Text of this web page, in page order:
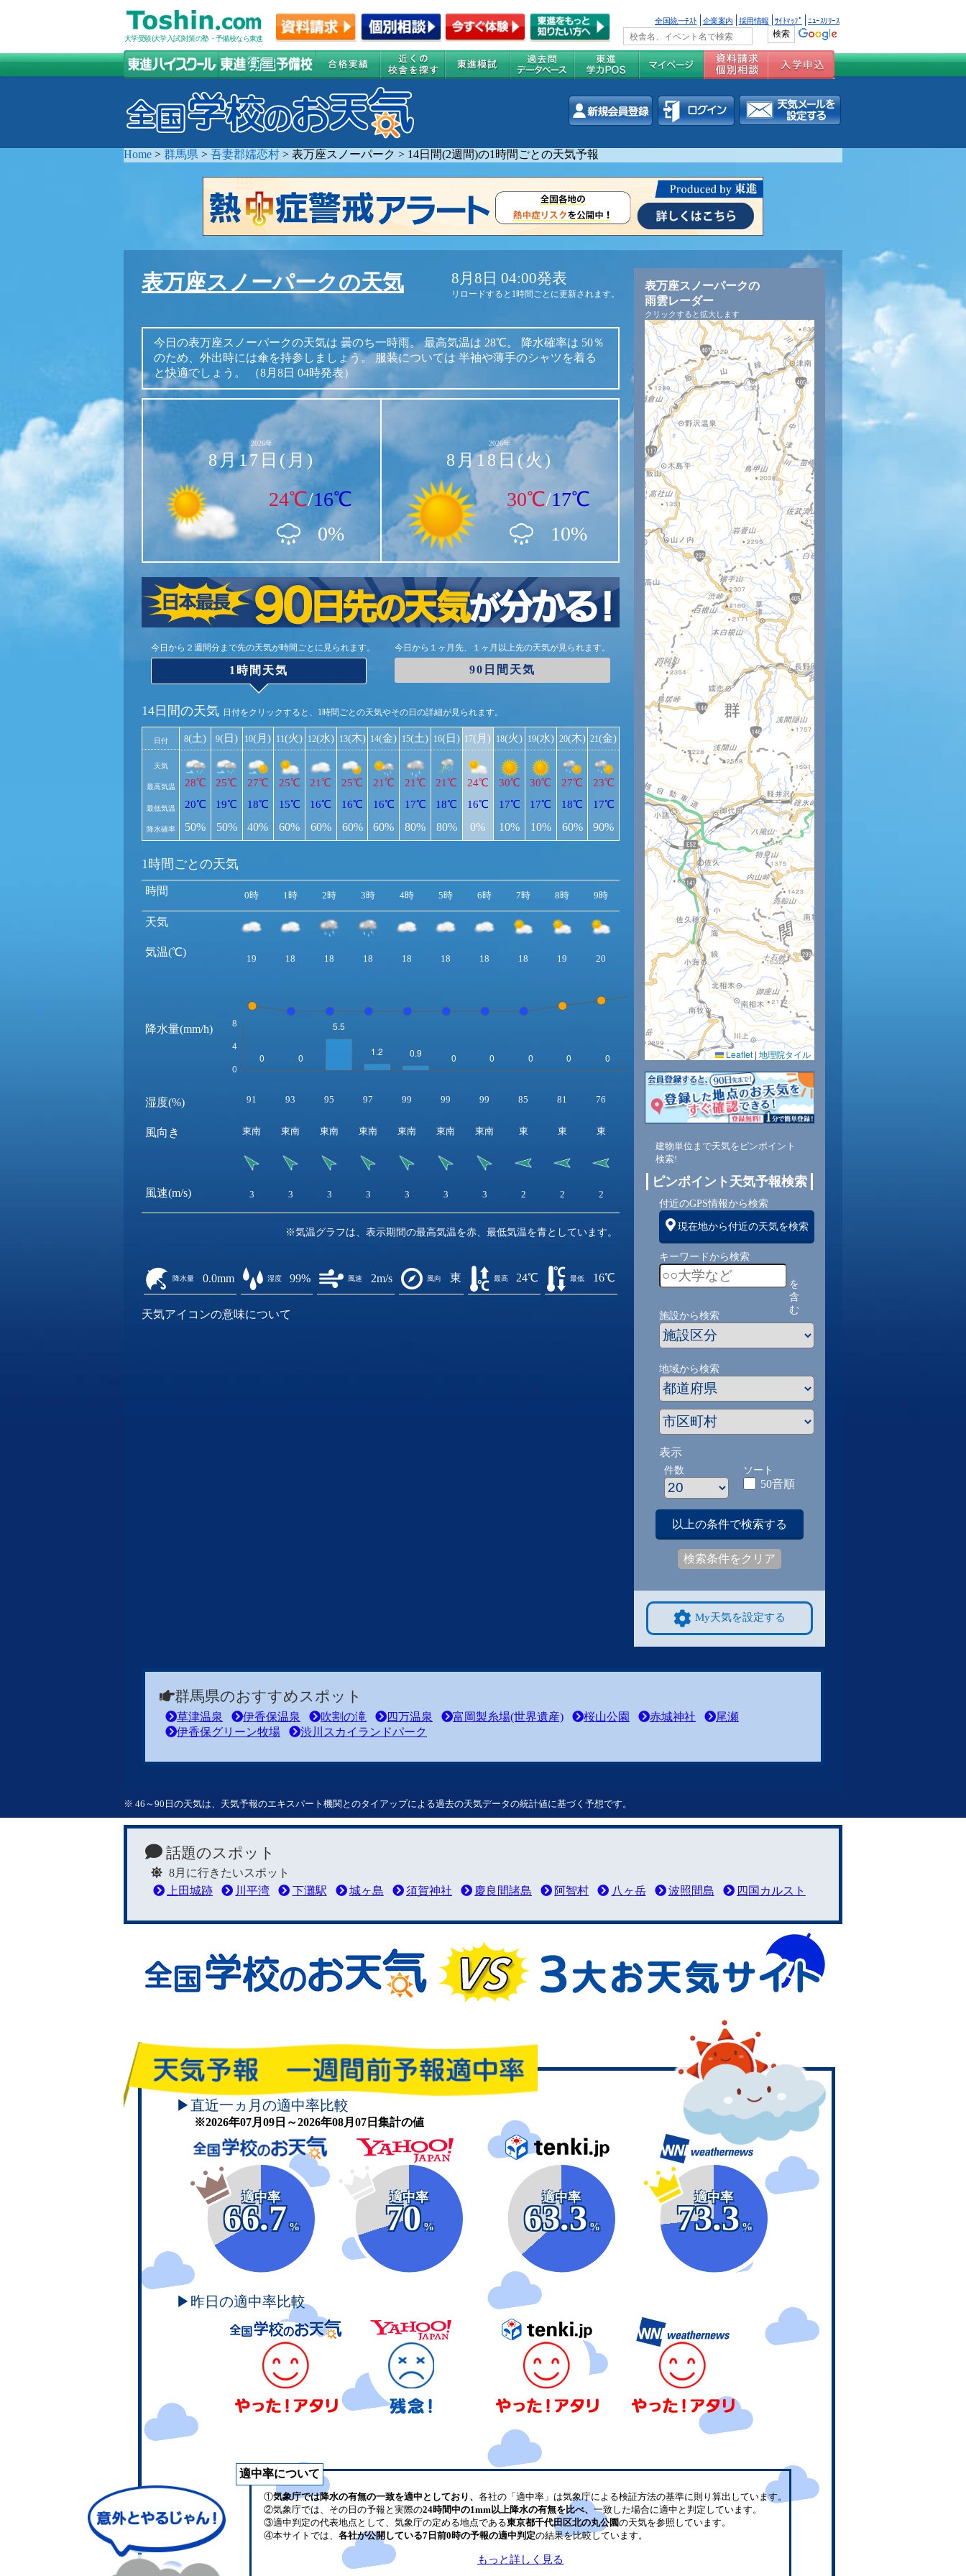
大学受験(大学入試)対策の塾・予備校なら東進
全国統一ﾃｽﾄ 企業案内 採用情報 ｻｲﾄﾏｯﾌﾟ ﾆｭｰｽﾘﾘｰｽ
Home > 群馬県 > 吾妻郡嬬恋村 > 表万座スノーパーク > 14日間(2週間)の1時間ごとの天気予報
表万座スノーパークの天気 8月8日 04:00発表
リロードすると1時間ごとに更新されます。
今日の表万座スノーパークの天気は 曇のち一時雨。 最高気温は 28℃。 降水確率は 50％
のため、外出時には傘を持参しましょう。 服装については 半袖や薄手のシャツを着る
と快適でしょう。
（8月8日 04時発表）
2026年
8月17日(月)
24℃/16℃
0%
2026年
8月18日(火)
30℃/17℃
10%
今日から２週間分まで先の天気が時間ごとに見られます。
1時間天気
今日から１ヶ月先、１ヶ月以上先の天気が見られます。
90日間天気
14日間の天気 日付をクリックすると、1時間ごとの天気やその日の詳細が見られます。
日付
天気
最高気温
最低気温
降水確率
8(土)
28℃
20℃
50%
9(日)
25℃
19℃
50%
10(月)
27℃
18℃
40%
11(火)
25℃
15℃
60%
12(水)
21℃
16℃
60%
13(木)
25℃
16℃
60%
14(金)
21℃
16℃
60%
15(土)
21℃
17℃
80%
16(日)
21℃
18℃
80%
17(月)
24℃
16℃
0%
18(火)
30℃
17℃
10%
19(水)
30℃
17℃
10%
20(木)
27℃
18℃
60%
21(金)
23℃
17℃
90%
1時間ごとの天気
時間
天気
気温(℃)
降水量(mm/h)
湿度(%)
風向き
風速(m/s)
0時 1時 2時 3時 4時 5時 6時 7時 8時 9時 10時 11時 12時 13時 14時
19 18 18 18 18 18 18 18 19 20 21 22 23 23
91 93 95 97 99 99 99 85 81 76 62 57 63 58
東南 東南 東南 東南 東南 東南 東南 東 東 東
3 3 3 3 3 3 3 2 2 2
※気温グラフは、表示期間の最高気温を赤、最低気温を青としています。
降水量 0.0mm 湿度 99% 風速 2m/s 風向 東 最高 24℃ 最低 16℃
天気アイコンの意味について
表万座スノーパークの
雨雲レーダー
クリックすると拡大します
Leaflet | 地理院タイル
建物単位まで天気をピンポイント
検索!
ピンポイント天気予報検索
付近のGPS情報から検索
現在地から付近の天気を検索
キーワードから検索
を
含
む
施設から検索
地域から検索
表示
件数 ソート
50音順
以上の条件で検索する
検索条件をクリア
My天気を設定する
群馬県のおすすめスポット
草津温泉 伊香保温泉 吹割の滝 四万温泉 富岡製糸場(世界遺産) 桜山公園 赤城神社
尾瀬
伊香保グリーン牧場
渋川スカイランドパーク
※ 46～90日の天気は、天気予報のエキスパート機関とのタイアップによる過去の天気データの統計値に基づく予想です。
話題のスポット
8月に行きたいスポット
上田城跡
川平湾 下灘駅 城ヶ島 須賀神社 慶良間諸島 阿智村 八ヶ岳 波照間島 四国カルスト
▶直近一ヵ月の適中率比較
※2026年07月09日～2026年08月07日集計の値
適中率
66.7
%
適中率
70
%
適中率
63.3
%
適中率
73.3
%
▶昨日の適中率比較
適中率について
①気象庁では降水の有無の一致を適中としており、 各社の「適中率」は気象庁による検証方法の基準に則り算出しています。
②気象庁では、その日の予報と実際の24時間中の1mm以上降水の有無を比べ、 一致した場合に適中と判定しています。
③適中判定の代表地点として、気象庁の定める地点である東京都千代田区北の丸公園の天気を参照しています。
④本サイトでは、 各社が公開している7日前0時の予報の適中判定の結果を比較しています。
もっと詳しく見る